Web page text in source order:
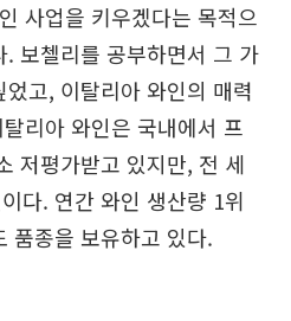
사업을 키우겠다는 목적으
보첼리를 공부하면서 그 가
고, 이탈리아 와인의 매력
리아 와인은 국내에서 프
저평가받고 있지만, 전 세
다. 연간 와인 생산량 1위
품종을 보유하고 있다.